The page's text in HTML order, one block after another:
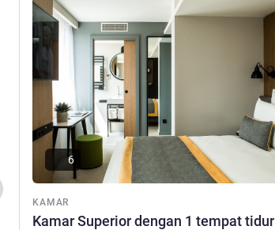
Sebelumnya - Kamar
KAMAR
Kamar Superior dengan 1 tempat tidur
6